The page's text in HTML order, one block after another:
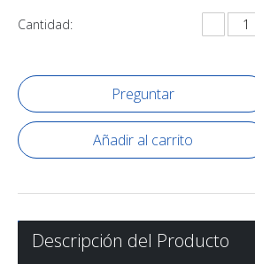
Cantidad:
Preguntar
Añadir al carrito
Descripción del Producto